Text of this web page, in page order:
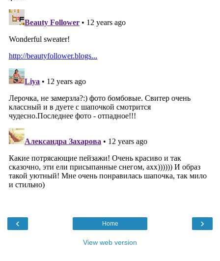
‹ ›
Home
View web version